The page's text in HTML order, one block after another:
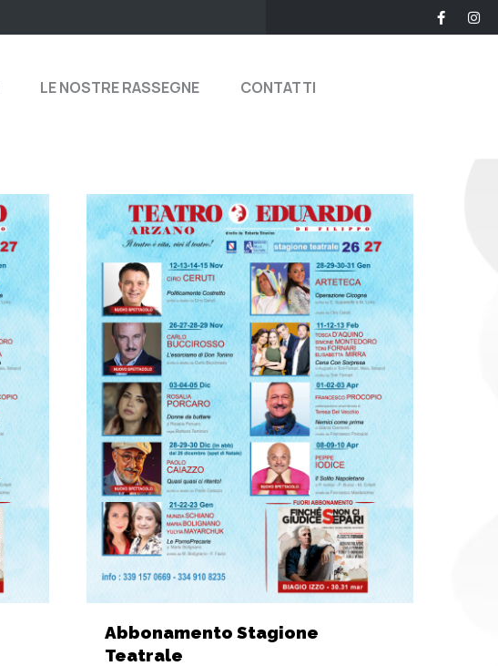
LE NOSTRE RASSEGNE CONTATTI
Abbonamento Stagione
Teatrale